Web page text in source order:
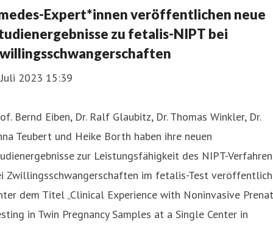
Expert*innen veröffentlichen neue
zu fetalis-NIPT bei
2023 15:39
Bernd Eiben, Dr. Ralf Glaubitz, Dr. Thomas Winkler, Dr.
Teubert und Heike Borth haben ihre neuen
zur Leistungsfähigkeit des NIPT-
Zwillingsschwangerschaften im fetalis-Test
dem Titel „Clinical Experience with Noninvasive
in Twin Pregnancy Samples at a Single Center in